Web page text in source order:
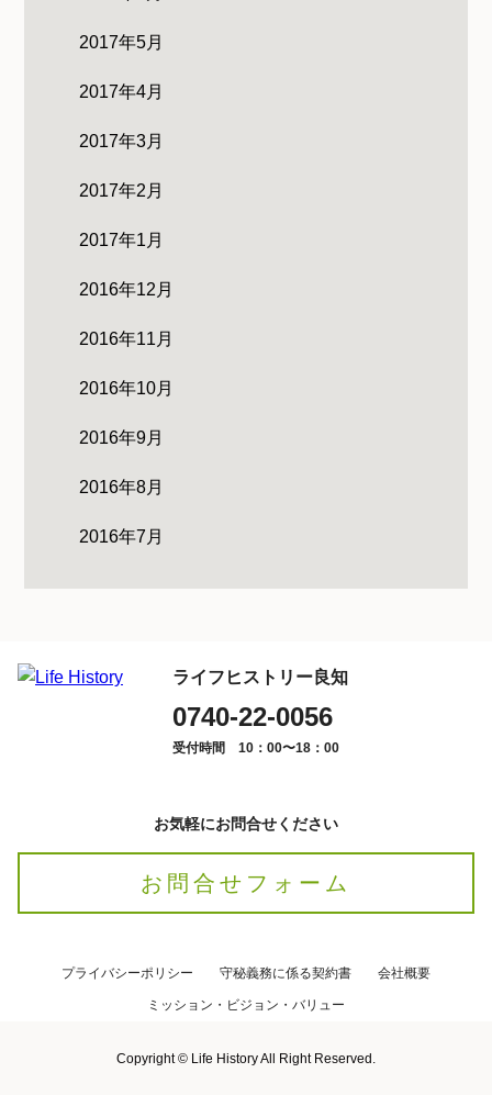
2017年5月
2017年4月
2017年3月
2017年2月
2017年1月
2016年12月
2016年11月
2016年10月
2016年9月
2016年8月
2016年7月
ライフヒストリー良知
0740-22-0056
受付時間 10：00〜18：00
お気軽にお問合せください
お問合せフォーム
プライバシーポリシー 守秘義務に係る契約書 会社概要
ミッション・ビジョン・バリュー
Copyright © Life History All Right Reserved.